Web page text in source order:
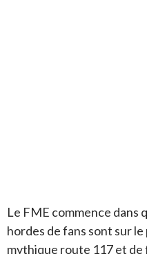
Le FME commence dans
hordes de fans sont sur
mythique route 117 et